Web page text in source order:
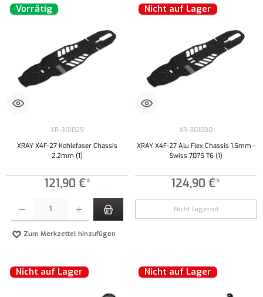
Vorrätig
XR-301029
XRAY X4F-27 Kohlefaser Chassis
2,2mm (1)
121,90 €*
Produkt Anzahl: Gib den gewünschten Wert ein oder benutze die Schaltflächen um die
Zum Merkzettel hinzufügen
Nicht auf Lager
XR-301030
XRAY X4F-27 Alu Flex Chassis 1,5mm -
Swiss 7075 T6 (1)
124,90 €*
Nicht lagernd
Nicht auf Lager Nicht auf Lager